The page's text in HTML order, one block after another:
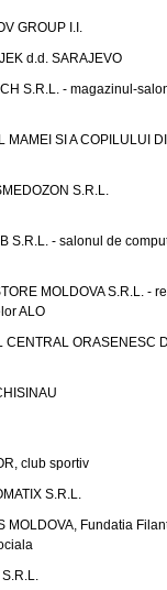
GROUP I.I.
d.d. SARAJEVO
S.R.L. - magazinul-
MAMEI SI A COPILULUI
S.R.L.
S.R.L. - salonul de
MOLDOVA S.R.L. -
ALO
CENTRAL ORASENESC
club sportiv
S.R.L.
MOLDOVA, Fundatia